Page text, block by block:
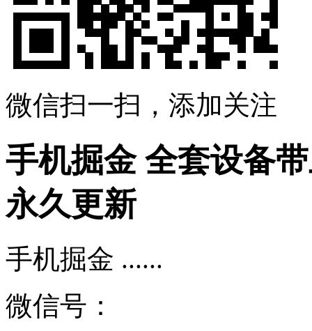
微信扫一扫，添加关注
手机掘金 全套设备
永久更新
手机掘金 ......
微信号：